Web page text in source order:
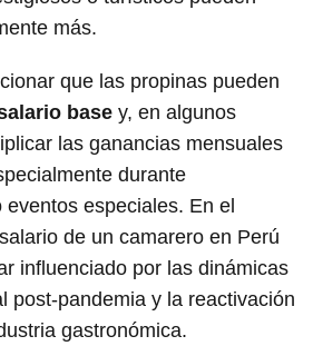
más.
que las propinas pueden
base y, en algunos
las ganancias mensuales
durante
especiales. En el
de un camarero en Perú
influenciado por las dinámicas
post-pandemia y la reactivación
gastronómica.